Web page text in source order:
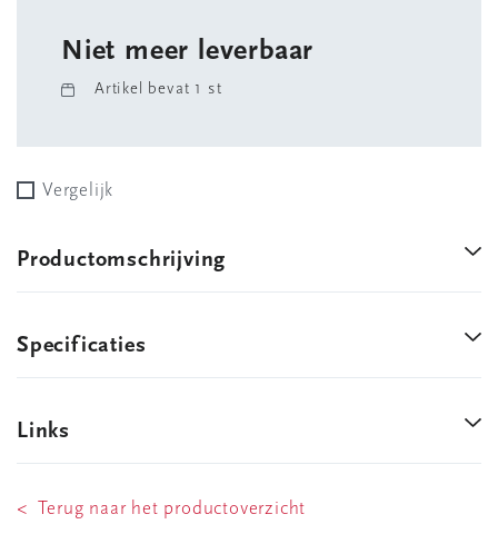
Niet meer leverbaar
Artikel bevat 1 st
Vergelijk
Productomschrijving
Specificaties
Links
< Terug naar het productoverzicht